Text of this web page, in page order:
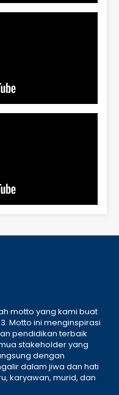
motto yang kami buat
Motto ini menginspirasi
pendidikan terbaik
stakeholder yang
dengan
dalam jiwa dan hati
karyawan, murid, dan